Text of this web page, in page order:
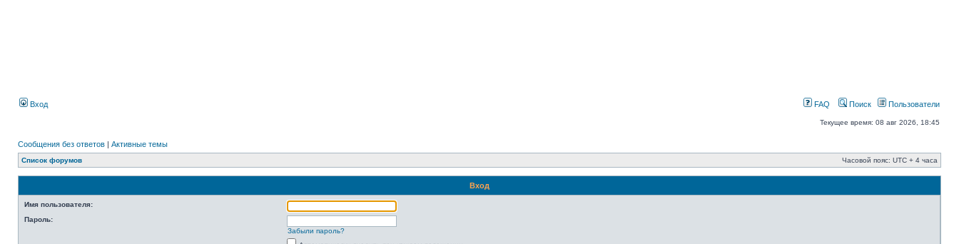
Вход FAQ Поиск Пользователи
Текущее время: 08 авг 2026, 18:45
Сообщения без ответов | Активные темы
Список форумов Часовой пояс: UTC + 4 часа
Вход
Имя пользователя:
Пароль:
Забыли пароль?